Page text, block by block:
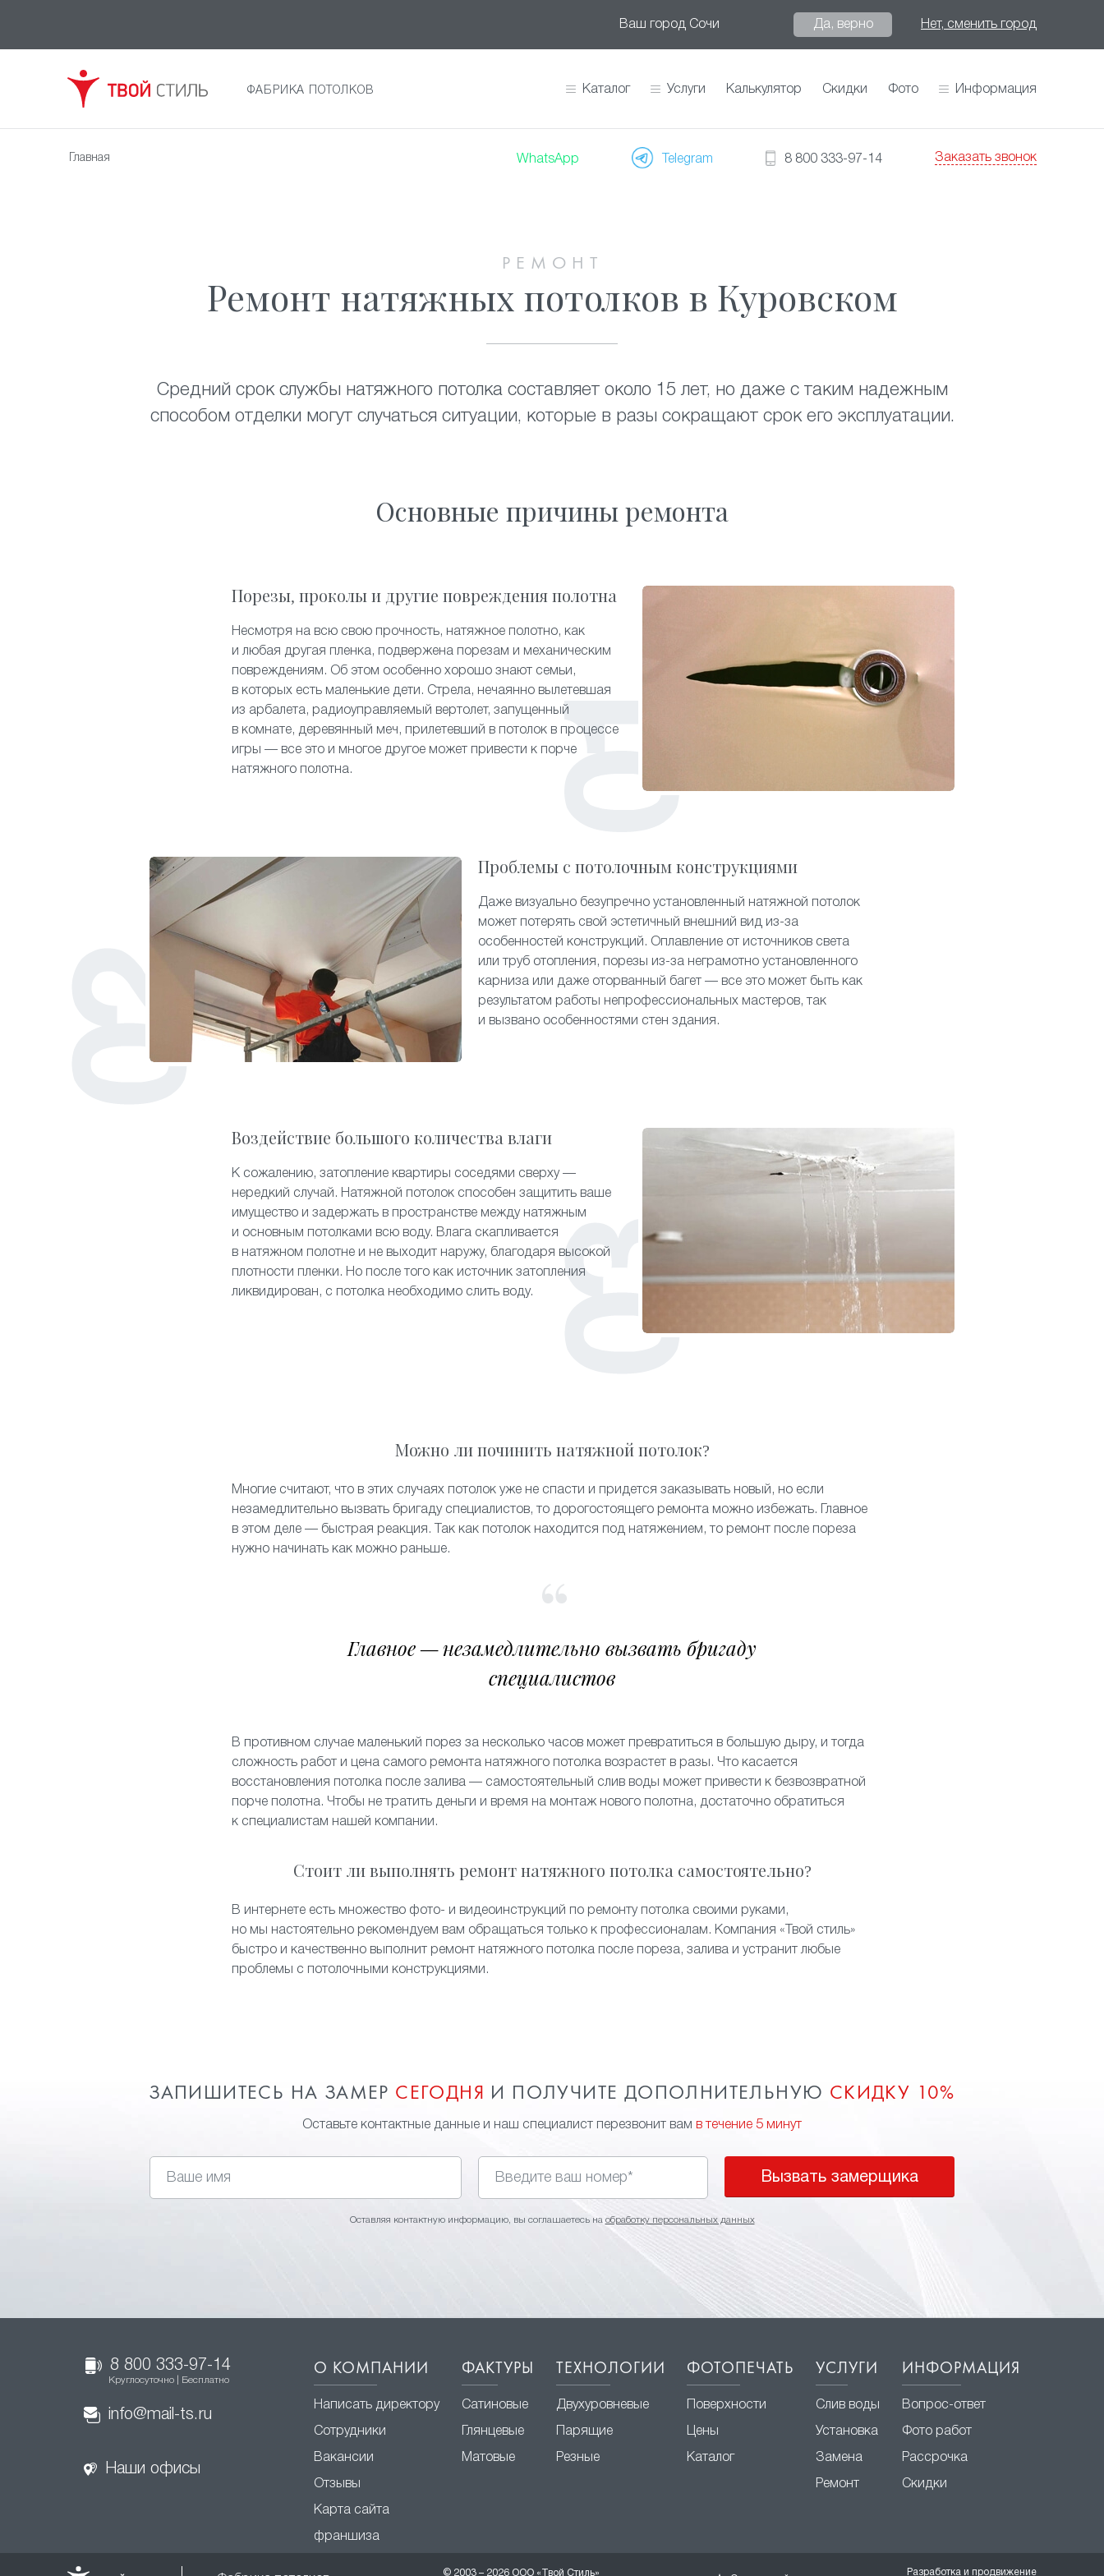
Ваш город Сочи Да, верно Нет, сменить город
ФАБРИКА ПОТОЛКОВ Каталог Услуги Калькулятор Скидки Фото Информация
Главная WhatsApp Telegram 8 800 333-97-14 Заказать звонок
РЕМОНТ
Ремонт натяжных потолков в Куровском
Средний срок службы натяжного потолка составляет около 15 лет, но даже с таким надежным
способом отделки могут случаться ситуации, которые в разы сокращают срок его эксплуатации.
Основные причины ремонта
Порезы, проколы и другие повреждения полотна
Несмотря на всю свою прочность, натяжное полотно, как
и любая другая пленка, подвержена порезам и механическим
повреждениям. Об этом особенно хорошо знают семьи,
в которых есть маленькие дети. Стрела, нечаянно вылетевшая
из арбалета, радиоуправляемый вертолет, запущенный
в комнате, деревянный меч, прилетевший в потолок в процессе
игры — все это и многое другое может привести к порче
натяжного полотна.
Проблемы с потолочным конструкциями
Даже визуально безупречно установленный натяжной потолок
может потерять свой эстетичный внешний вид из-за
особенностей конструкций. Оплавление от источников света
или труб отопления, порезы из-за неграмотно установленного
карниза или даже оторванный багет — все это может быть как
результатом работы непрофессиональных мастеров, так
и вызвано особенностями стен здания.
Воздействие большого количества влаги
К сожалению, затопление квартиры соседями сверху —
нередкий случай. Натяжной потолок способен защитить ваше
имущество и задержать в пространстве между натяжным
и основным потолками всю воду. Влага скапливается
в натяжном полотне и не выходит наружу, благодаря высокой
плотности пленки. Но после того как источник затопления
ликвидирован, с потолка необходимо слить воду.
Можно ли починить натяжной потолок?
Многие считают, что в этих случаях потолок уже не спасти и придется заказывать новый, но если
незамедлительно вызвать бригаду специалистов, то дорогостоящего ремонта можно избежать. Главное
в этом деле — быстрая реакция. Так как потолок находится под натяжением, то ремонт после пореза
нужно начинать как можно раньше.
Главное — незамедлительно вызвать бригаду
специалистов
В противном случае маленький порез за несколько часов может превратиться в большую дыру, и тогда
сложность работ и цена самого ремонта натяжного потолка возрастет в разы. Что касается
восстановления потолка после залива — самостоятельный слив воды может привести к безвозвратной
порче полотна. Чтобы не тратить деньги и время на монтаж нового полотна, достаточно обратиться
к специалистам нашей компании.
Стоит ли выполнять ремонт натяжного потолка самостоятельно?
В интернете есть множество фото- и видеоинструкций по ремонту потолка своими руками,
но мы настоятельно рекомендуем вам обращаться только к профессионалам. Компания «Твой стиль»
быстро и качественно выполнит ремонт натяжного потолка после пореза, залива и устранит любые
проблемы с потолочными конструкциями.
ЗАПИШИТЕСЬ НА ЗАМЕР СЕГОДНЯ И ПОЛУЧИТЕ ДОПОЛНИТЕЛЬНУЮ СКИДКУ 10%
Оставьте контактные данные и наш специалист перезвонит вам в течение 5 минут
Вызвать замерщика
Оставляя контактную информацию, вы соглашаетесь на обработку персональных данных
8 800 333-97-14
Круглосуточно | Бесплатно
info@mail-ts.ru
Наши офисы
О КОМПАНИИ
Написать директору
Сотрудники
Вакансии
Отзывы
Карта сайта
франшиза
ФАКТУРЫ
Сатиновые
Глянцевые
Матовые
ТЕХНОЛОГИИ
Двухуровневые
Парящие
Резные
ФОТОПЕЧАТЬ
Поверхности
Цены
Каталог
УСЛУГИ
Слив воды
Установка
Замена
Ремонт
ИНФОРМАЦИЯ
Вопрос-ответ
Фото работ
Рассрочка
Скидки
© 2003 – 2026 ООО «Твой Стиль» Разработка и продвижение